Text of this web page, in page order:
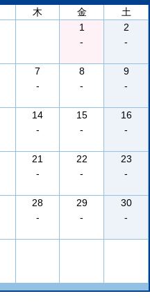
木 金
土
1
-
2
-
7
-
8
-
9
-
14
-
15
-
16
-
21
-
22
-
23
-
28
-
29
-
30
-